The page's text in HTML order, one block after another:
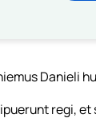
Danieli
regi,